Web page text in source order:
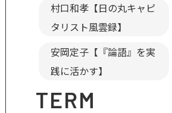
村口和孝【日の丸キャピ
タリスト風雲録】
安岡定子【『論語』を実
践に活かす】
TERM